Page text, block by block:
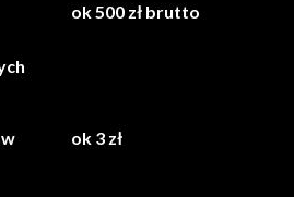
ok 500 zł brutto
ok 3 zł